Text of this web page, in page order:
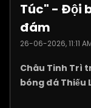
Túc" - Đội
đám
26-06-2026, 11:11
Châu Tinh Trì
bóng đá Thiếu